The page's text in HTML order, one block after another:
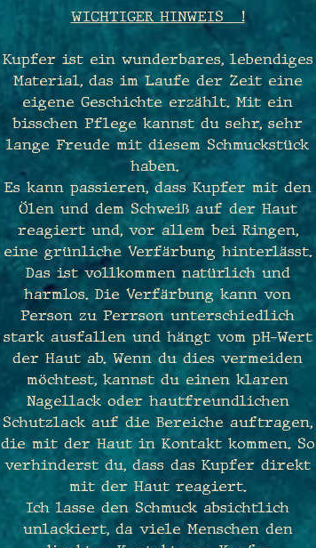
WICHTIGER HINWEIS !
Kupfer ist ein wunderbares, lebendiges
Material, das im Laufe der Zeit eine
eigene Geschichte erzählt. Mit ein
bisschen Pflege kannst du sehr, sehr
lange Freude mit diesem Schmuckstück
haben.
Es kann passieren, dass Kupfer mit den
Ölen und dem Schweiß auf der Haut
reagiert und, vor allem bei Ringen,
eine grünliche Verfärbung hinterlässt.
Das ist vollkommen natürlich und
harmlos. Die Verfärbung kann von
Person zu Perrson unterschiedlich
stark ausfallen und hängt vom pH-Wert
der Haut ab. Wenn du dies vermeiden
möchtest, kannst du einen klaren
Nagellack oder hautfreundlichen
Schutzlack auf die Bereiche auftragen,
die mit der Haut in Kontakt kommen. So
verhinderst du, dass das Kupfer direkt
mit der Haut reagiert.
Ich lasse den Schmuck absichtlich
unlackiert, da viele Menschen den